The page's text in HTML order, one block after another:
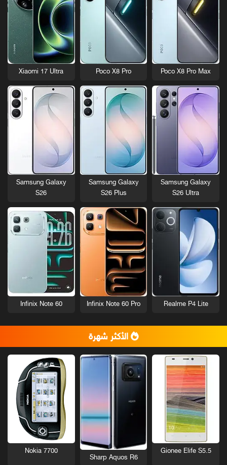
Poco X8 Pro Max
Poco X8 Pro
Xiaomi 17 Ultra
Samsung Galaxy
S26 Ultra
Samsung Galaxy
S26 Plus
Samsung Galaxy
S26
Realme P4 Lite
Infinix Note 60 Pro
Infinix Note 60
الأكثر شهرة
Gionee Elife S5.5
Sharp Aquos R6
Nokia 7700